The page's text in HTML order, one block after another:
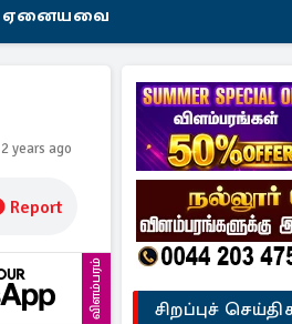
ஏனையவை
2 years ago
Report
விளம்பரம் சிறப்புச்